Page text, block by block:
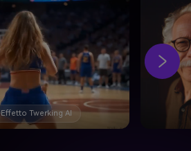
Effetto Twerking AI